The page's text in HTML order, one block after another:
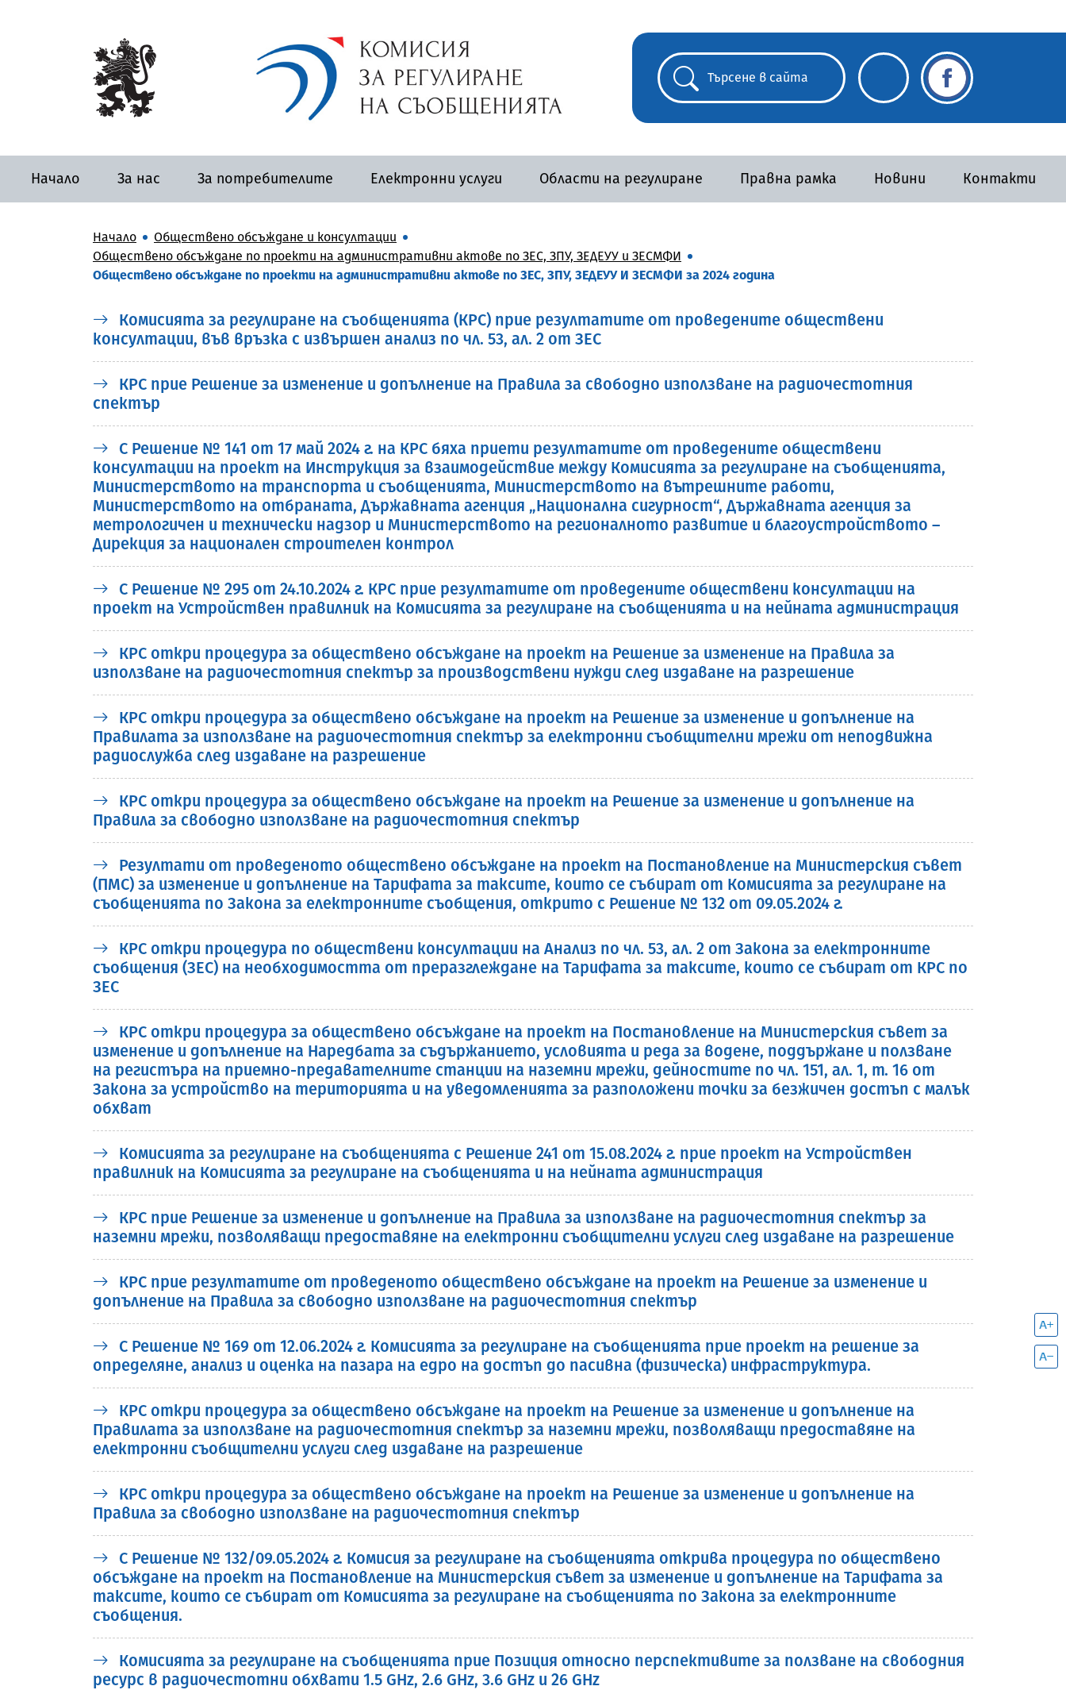
Начало За нас За потребителите Електронни услуги Области на регулиране Правна рамка Новини Контакти
Начало
Обществено обсъждане и консултации
Обществено обсъждане по проекти на административни актове по ЗЕС, ЗПУ, ЗЕДЕУУ и ЗЕСМФИ
Обществено обсъждане по проекти на административни актове по ЗЕС, ЗПУ, ЗЕДЕУУ И ЗЕСМФИ за 2024 година
Комисията за регулиране на съобщенията (КРС) прие резултатите от проведените обществени
консултации, във връзка с извършен анализ по чл. 53, ал. 2 от ЗЕС
КРС прие Решение за изменение и допълнение на Правила за свободно използване на радиочестотния
спектър
С Решение № 141 от 17 май 2024 г. на КРС бяха приети резултатите от проведените обществени
консултации на проект на Инструкция за взаимодействие между Комисията за регулиране на съобщенията,
Министерството на транспорта и съобщенията, Министерството на вътрешните работи,
Министерството на отбраната, Държавната агенция „Национална сигурност“, Държавната агенция за
метрологичен и технически надзор и Министерството на регионалното развитие и благоустройството –
Дирекция за национален строителен контрол
С Решение № 295 от 24.10.2024 г. КРС прие резултатите от проведените обществени консултации на
проект на Устройствен правилник на Комисията за регулиране на съобщенията и на нейната администрация
КРС откри процедура за обществено обсъждане на проект на Решение за изменение на Правила за
използване на радиочестотния спектър за производствени нужди след издаване на разрешение
КРС откри процедура за обществено обсъждане на проект на Решение за изменение и допълнение на
Правилата за използване на радиочестотния спектър за електронни съобщителни мрежи от неподвижна
радиослужба след издаване на разрешение
КРС откри процедура за обществено обсъждане на проект на Решение за изменение и допълнение на
Правила за свободно използване на радиочестотния спектър
Резултати от проведеното обществено обсъждане на проект на Постановление на Министерския съвет
(ПМС) за изменение и допълнение на Тарифата за таксите, които се събират от Комисията за регулиране на
съобщенията по Закона за електронните съобщения, открито с Решение № 132 от 09.05.2024 г.
КРС откри процедура по обществени консултации на Анализ по чл. 53, ал. 2 от Закона за електронните
съобщения (ЗЕС) на необходимостта от преразглеждане на Тарифата за таксите, които се събират от КРС по
ЗЕС
КРС откри процедура за обществено обсъждане на проект на Постановление на Министерския съвет за
изменение и допълнение на Наредбата за съдържанието, условията и реда за водене, поддържане и ползване
на регистъра на приемно-предавателните станции на наземни мрежи, дейностите по чл. 151, ал. 1, т. 16 от
Закона за устройство на територията и на уведомленията за разположени точки за безжичен достъп с малък
обхват
Комисията за регулиране на съобщенията с Решение 241 от 15.08.2024 г. прие проект на Устройствен
правилник на Комисията за регулиране на съобщенията и на нейната администрация
КРС прие Решение за изменение и допълнение на Правила за използване на радиочестотния спектър за
наземни мрежи, позволяващи предоставяне на електронни съобщителни услуги след издаване на разрешение
КРС прие резултатите от проведеното обществено обсъждане на проект на Решение за изменение и
допълнение на Правила за свободно използване на радиочестотния спектър
С Решение № 169 от 12.06.2024 г. Комисията за регулиране на съобщенията прие проект на решение за
определяне, анализ и оценка на пазара на едро на достъп до пасивна (физическа) инфраструктура.
КРС откри процедура за обществено обсъждане на проект на Решение за изменение и допълнение на
Правилата за използване на радиочестотния спектър за наземни мрежи, позволяващи предоставяне на
електронни съобщителни услуги след издаване на разрешение
КРС откри процедура за обществено обсъждане на проект на Решение за изменение и допълнение на
Правила за свободно използване на радиочестотния спектър
С Решение № 132/09.05.2024 г. Комисия за регулиране на съобщенията открива процедура по обществено
обсъждане на проект на Постановление на Министерския съвет за изменение и допълнение на Тарифата за
таксите, които се събират от Комисията за регулиране на съобщенията по Закона за електронните
съобщения.
Комисията за регулиране на съобщенията прие Позиция относно перспективите за ползване на свободния
ресурс в радиочестотни обхвати 1.5 GHz, 2.6 GHz, 3.6 GHz и 26 GHz